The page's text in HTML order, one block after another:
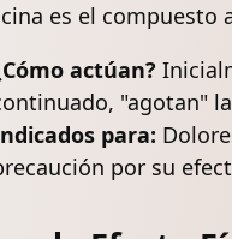
es el
actúan?
"agotan"
para:
por su